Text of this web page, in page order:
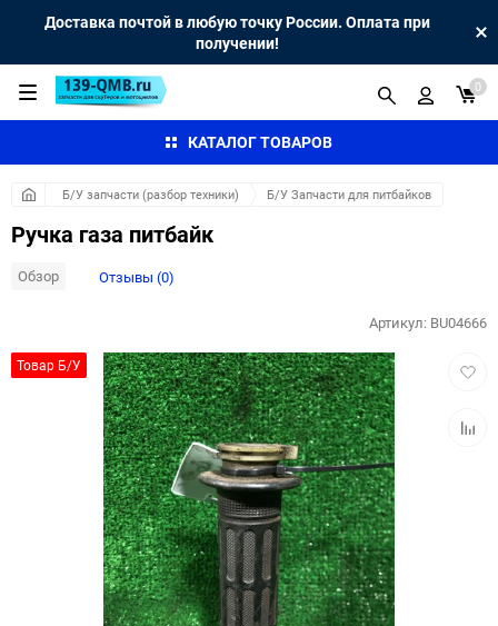
Доставка почтой в любую точку России. Оплата при
получении!
КАТАЛОГ ТОВАРОВ
0
Б/У запчасти (разбор техники) Б/У Запчасти для питбайков
Ручка газа питбайк
Обзор Отзывы (0)
Товар Б/У
Артикул: BU04666